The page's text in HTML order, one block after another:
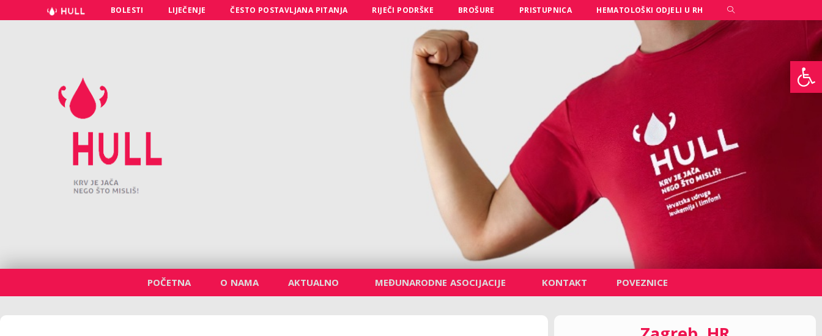
Open toolbar
BOLESTI LIJEČENJE ČESTO POSTAVLJANA PITANJA RIJEČI PODRŠKE BROŠURE PRISTUPNICA HEMATOLOŠKI ODJELI U RH
POČETNA O NAMA AKTUALNO MEĐUNARODNE ASOCIJACIJE KONTAKT POVEZNICE